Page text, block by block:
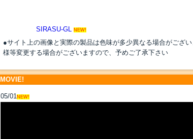
SIRASU-GL NEW!
●サイト上の画像と実際の製品は色味が多少異なる場合がござ
様等変更する場合がございますので、予めご了承下さい
MOVIE!
05/01NEW!